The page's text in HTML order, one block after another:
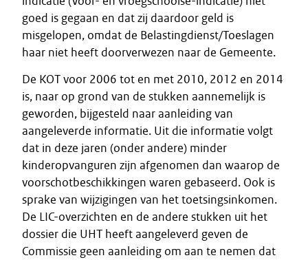
goed is gegaan en dat zij daardoor geld is
misgelopen, omdat de Belastingdienst/Toeslagen
haar niet heeft doorverwezen naar de Gemeente.
De KOT voor 2006 tot en met 2010, 2012 en 2014
is, naar op grond van de stukken aannemelijk is
geworden, bijgesteld naar aanleiding van
aangeleverde informatie. Uit die informatie volgt
dat in deze jaren (onder andere) minder
kinderopvanguren zijn afgenomen dan waarop de
voorschotbeschikkingen waren gebaseerd. Ook is
sprake van wijzigingen van het toetsingsinkomen.
De LIC-overzichten en de andere stukken uit het
dossier die UHT heeft aangeleverd geven de
Commissie geen aanleiding om aan te nemen dat